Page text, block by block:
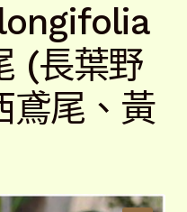
開
子
選
展
開
開
(長葉野
鳶尾、黃